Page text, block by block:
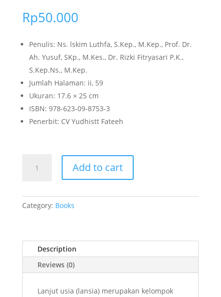
Rp50.000
Penulis: Ns. lskim Luthfa, S.Kep., M.Kep., Prof. Dr.
Ah. Yusuf, SKp., M.Kes., Dr. Rizki Fitryasari P.K.,
S.Kep.Ns., M.Kep.
Jumlah Halaman: ii, 59
Ukuran: 17.6 × 25 cm
ISBN: 978-623-09-8753-3
Penerbit: CV Yudhistt Fateeh
MENINGKATKAN
LANJUT
SPIRITUAL
MILIEU
CARE:
UNTUK
Add to cart
Category: Books
Description
Reviews (0)
Lanjut usia (lansia) merupakan kelompok